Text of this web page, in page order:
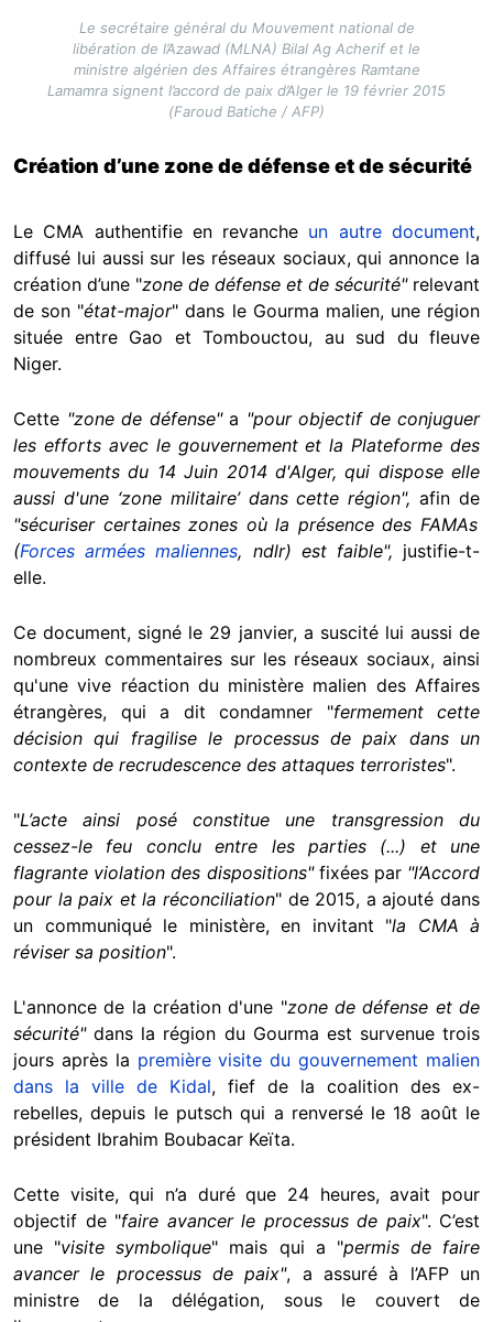
Le secrétaire général du Mouvement national de
libération de l’Azawad (MLNA) Bilal Ag Acherif et le
ministre algérien des Affaires étrangères Ramtane
Lamamra signent l’accord de paix d’Alger le 19 février 2015
(Faroud Batiche / AFP)
Création d’une zone de défense et de sécurité
Le CMA authentifie en revanche un autre document,
diffusé lui aussi sur les réseaux sociaux, qui annonce la
création d’une "zone de défense et de sécurité"relevant
de son "état-major" dans le Gourma malien, une région
située entre Gao et Tombouctou, au sud du fleuve
Niger.
Cette "zone de défense" a "pour objectif de conjuguer
les efforts avec le gouvernement et la Plateforme des
mouvements du 14 Juin 2014 d'Alger, qui dispose elle
aussi d'une ‘zone militaire’ dans cette région",afin de
"sécuriser certaines zones où la présence des FAMAs
(Forces armées maliennes, ndlr) est faible", justifie-t-
elle.
Ce document, signé le 29 janvier, a suscité lui aussi de
nombreux commentaires sur les réseaux sociaux, ainsi
qu'une vive réaction du ministère malien des Affaires
étrangères, qui a dit condamner "fermement cette
décision qui fragilise le processus de paix dans un
contexte de recrudescence des attaques terroristes".
"L’acte ainsi posé constitue une transgression du
cessez-le feu conclu entre les parties (...) et une
flagrante violation des dispositions" fixées par"l’Accord
pour la paix et la réconciliation" de 2015, a ajouté dans
un communiqué le ministère, en invitant "la CMA à
réviser sa position".
L'annonce de la création d'une "zone de défense et de
sécurité"dans la région du Gourma est survenue trois
jours après la première visite du gouvernement malien
dans la ville de Kidal, fief de la coalition des ex-
rebelles, depuis le putsch qui a renversé le 18 août le
président Ibrahim Boubacar Keïta.
Cette visite, qui n’a duré que 24 heures, avait pour
objectif de "faire avancer le processus de paix". C’est
une "visite symbolique" mais qui a "permis de faire
avancer le processus de paix", a assuré à l’AFP un
ministre de la délégation, sous le couvert de